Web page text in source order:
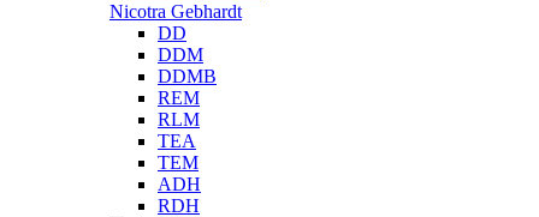
Nicotra Gebhardt
DD
DDM
DDMB
REM
RLM
TEA
TEM
ADH
RDH